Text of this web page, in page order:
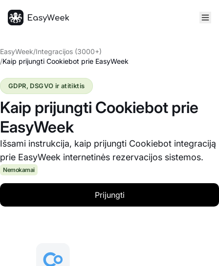
EasyWeek/Integracijos (3000+)
/Kaip prijungti Cookiebot prie EasyWeek
Kaip prijungti Cookiebot prie
EasyWeek
Išsami instrukcija, kaip prijungti Cookiebot integraciją
prie EasyWeek internetinės rezervacijos sistemos.
GDPR, DSGVO ir atitiktis
Nemokamai
Prijungti